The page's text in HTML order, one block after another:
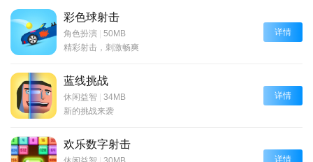
彩色球射击
角色扮演 | 50MB
精彩射击，刺激畅爽
详情
蓝线挑战
休闲益智 | 34MB
新的挑战来袭
详情
欢乐数字射击
详情